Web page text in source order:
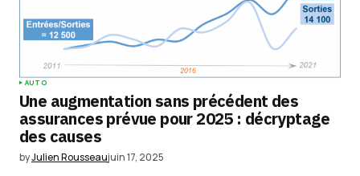
AUTO
Une augmentation sans précédent des
assurances prévue pour 2025 : décryptage
des causes
byJulien Rousseaujuin 17, 2025